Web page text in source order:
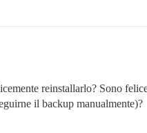
reinstallarlo? Sono
il backup manualmente)?